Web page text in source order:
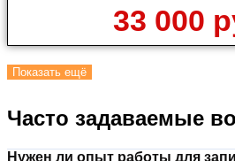
33 000
Показать ещё
Часто задаваемые
Нужен ли опыт работы для